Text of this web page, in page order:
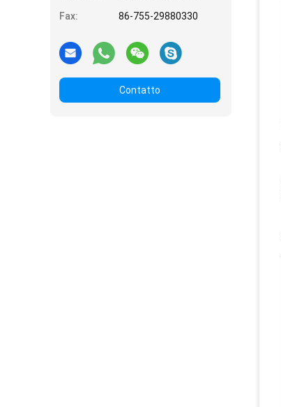
Fax:
86-755-29880330
Contatto